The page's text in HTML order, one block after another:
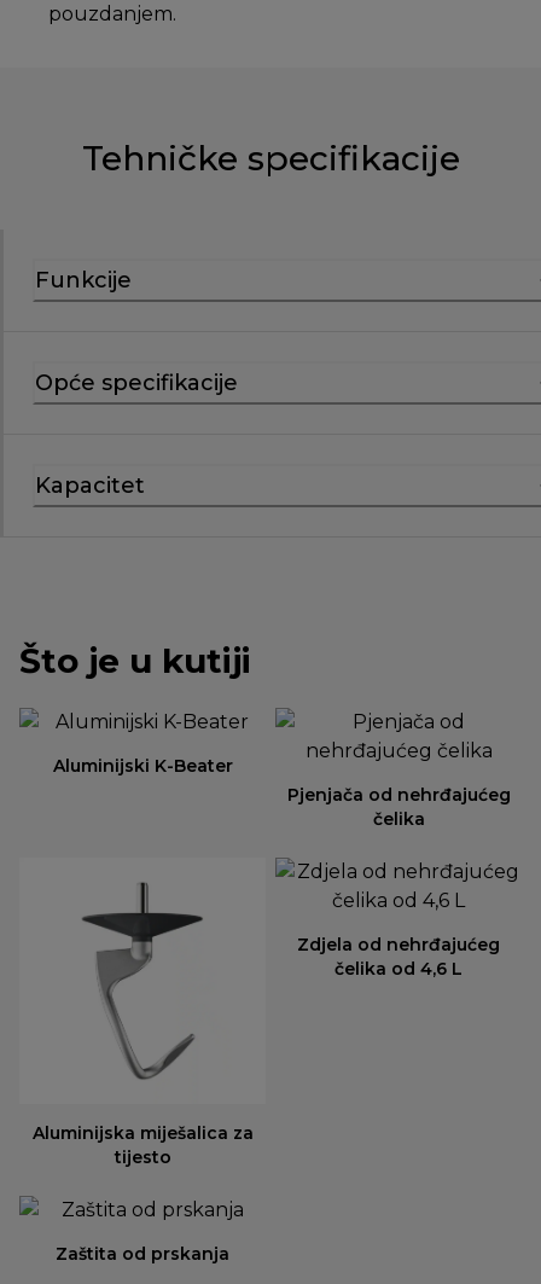
pouzdanjem.
Tehničke specifikacije
Funkcije
Opće specifikacije
Kapacitet
Što je u kutiji
Aluminijski K-Beater
Pjenjača od nehrđajućeg
čelika
Aluminijska miješalica za
tijesto
Zdjela od nehrđajućeg
čelika od 4,6 L
Zaštita od prskanja